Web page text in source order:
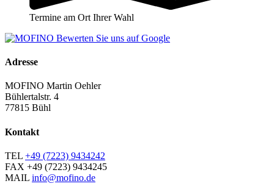
Termine am Ort Ihrer Wahl
Adresse
MOFINO Martin Oehler
Bühlertalstr. 4
77815 Bühl
Kontakt
TEL +49 (7223) 9434242
FAX +49 (7223) 9434245
MAIL info@mofino.de